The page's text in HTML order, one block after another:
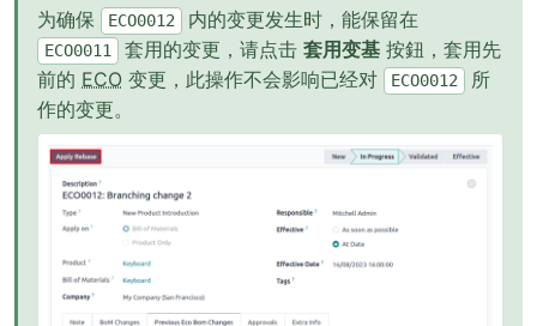
为确保
ECO0012 内的变更发生时，能保留在
ECO0011 套用的变更，请点击 套用变基按鈕，套用先
前的 ECO 变更，此操作不会影响已经对 ECO0012
所
作的变更。